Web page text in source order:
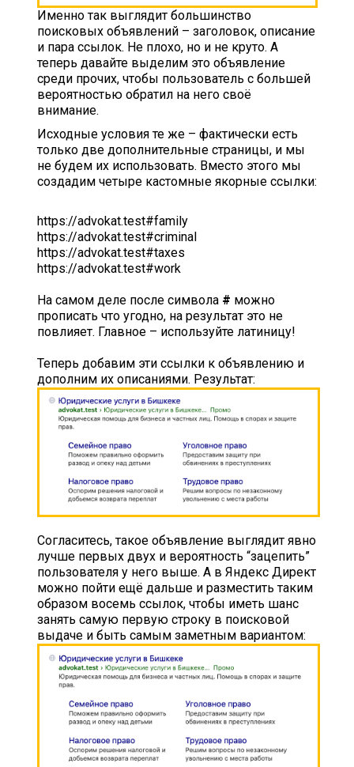
Именно так выглядит большинство
поисковых объявлений – заголовок, описание
и пара ссылок. Не плохо, но и не круто. А
теперь давайте выделим это объявление
среди прочих, чтобы пользователь с большей
вероятностью обратил на него своё
внимание.
Исходные условия те же – фактически есть
только две дополнительные страницы, и мы
не будем их использовать. Вместо этого мы
создадим четыре кастомные якорные ссылки:
https://advokat.test#family
https://advokat.test#criminal
https://advokat.test#taxes
https://advokat.test#work
На самом деле после символа # можно
прописать что угодно, на результат это не
повлияет. Главное – используйте латиницу!
Теперь добавим эти ссылки к объявлению и
дополним их описаниями. Результат:
Согласитесь, такое объявление выглядит явно
лучше первых двух и вероятность “зацепить”
пользователя у него выше. А в Яндекс Директ
можно пойти ещё дальше и разместить таким
образом восемь ссылок, чтобы иметь шанс
занять самую первую строку в поисковой
выдаче и быть самым заметным вариантом: